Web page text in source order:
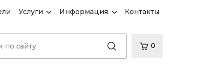
Услуги Информация Контакты
0